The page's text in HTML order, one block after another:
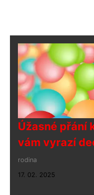
Úžasné přání
vám vyrazí
rodina
17. 02. 2025